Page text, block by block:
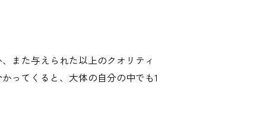
また与えられた以上のクオリティ
ってくると、大体の自分の中でも1